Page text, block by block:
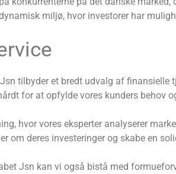
miljø, hvor investorer har
tilbyder et bredt udvalg af
for at opfylde vores kunders behov
hvor vores eksperter analyserer
om deres investeringer og skabe en
Jsn kan vi også bistå med